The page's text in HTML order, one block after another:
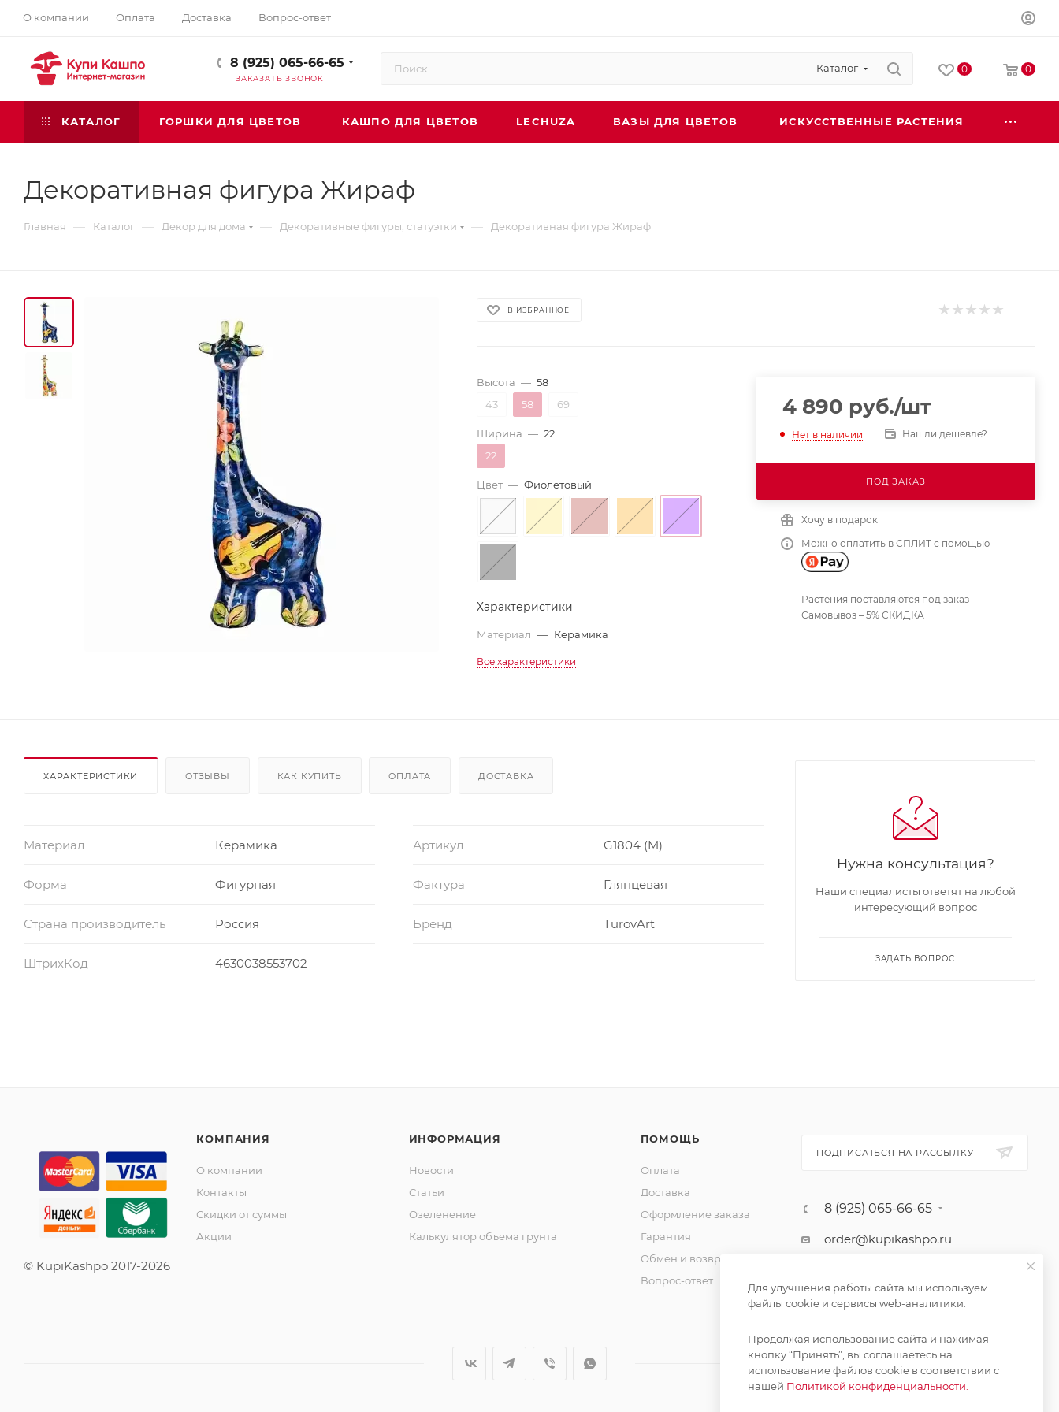
О компании Оплата Доставка Вопрос-ответ
8 (925) 065-66-65
ЗАКАЗАТЬ ЗВОНОК
Каталог 0 0
КАТАЛОГ ГОРШКИ ДЛЯ ЦВЕТОВ КАШПО ДЛЯ ЦВЕТОВ LECHUZA ВАЗЫ ДЛЯ ЦВЕТОВ ИСКУССТВЕННЫЕ РАСТЕНИЯ
Декоративная фигура Жираф
Главная — Каталог — Декор для дома — Декоративные фигуры, статуэтки — Декоративная фигура Жираф
В ИЗБРАННОЕ
Высота — 58
43
58 69
Ширина — 22
22
Цвет — Фиолетовый
Характеристики
Материал — Керамика
Все характеристики
4 890 руб./шт
Нет в наличии Нашли дешевле?
ПОД ЗАКАЗ
Хочу в подарок
Можно оплатить в СПЛИТ с помощью
Растения поставляются под заказ
Самовывоз – 5% СКИДКА
ХАРАКТЕРИСТИКИ ОТЗЫВЫ КАК КУПИТЬ ОПЛАТА ДОСТАВКА
Материал Керамика Артикул G1804 (M)
Форма Фигурная Фактура Глянцевая
Страна производитель Россия Бренд TurovArt
ШтрихКод 4630038553702
Нужна консультация?
Наши специалисты ответят на любой
интересующий вопрос
ЗАДАТЬ ВОПРОС
© KupiKashpo 2017-2026
КОМПАНИЯ
О компании
Контакты
Скидки от суммы
Акции
ИНФОРМАЦИЯ
Новости
Статьи
Озеленение
Калькулятор объема грунта
ПОМОЩЬ
Оплата
Доставка
Оформление заказа
Гарантия
Обмен и возврат
Вопрос-ответ
ПОДПИСАТЬСЯ НА РАССЫЛКУ
8 (925) 065-66-65
order@kupikashpo.ru
Для улучшения работы сайта мы используем
файлы cookie и сервисы web-аналитики.
Продолжая использование сайта и нажимая
кнопку “Принять”, вы соглашаетесь на
использование файлов cookie в соответствии с
нашей Политикой конфиденциальности.